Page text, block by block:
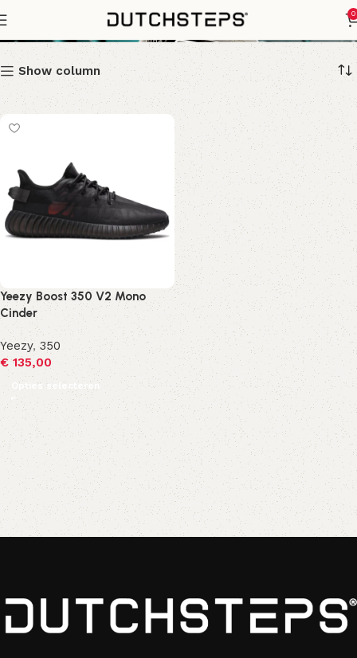
0
Mono Cinder
Show column
Yeezy Boost 350 V2 Mono
Cinder
Yeezy, 350
€135,00
Opties selecteren